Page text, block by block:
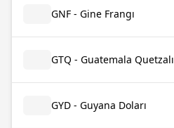
GNF - Gine Frangı
GTQ - Guatemala Quetzalı
GYD - Guyana Doları